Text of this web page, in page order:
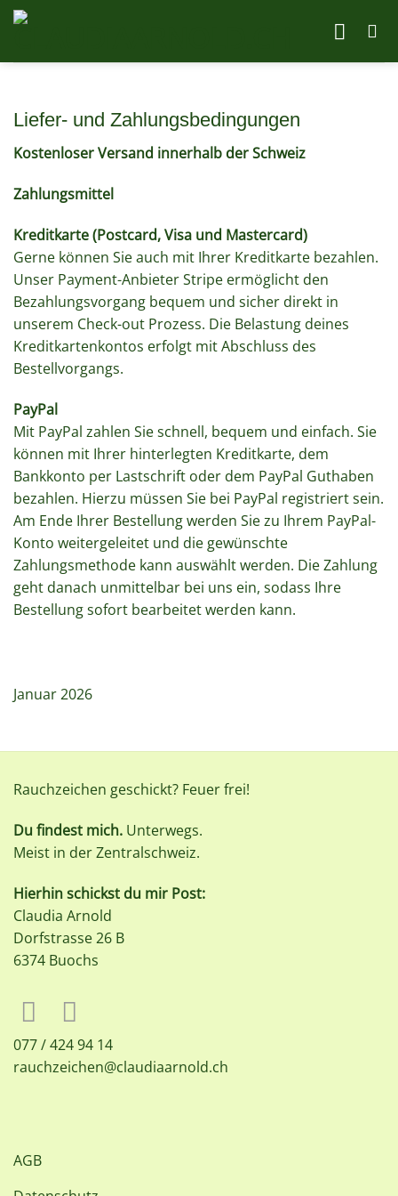
Zum
Liefer- und Zahlungsbedingungen
Kostenloser Versand innerhalb der Schweiz
Zahlungsmittel
Kreditkarte (Postcard, Visa und Mastercard)
Gerne können Sie auch mit Ihrer Kreditkarte bezahlen.
Unser Payment-Anbieter Stripe ermöglicht den
Bezahlungsvorgang bequem und sicher direkt in
unserem Check-out Prozess. Die Belastung deines
Kreditkartenkontos erfolgt mit Abschluss des
Bestellvorgangs.
PayPal
Mit PayPal zahlen Sie schnell, bequem und einfach. Sie
können mit Ihrer hinterlegten Kreditkarte, dem
Bankkonto per Lastschrift oder dem PayPal Guthaben
bezahlen. Hierzu müssen Sie bei PayPal registriert sein.
Am Ende Ihrer Bestellung werden Sie zu Ihrem PayPal-
Konto weitergeleitet und die gewünschte
Zahlungsmethode kann auswählt werden. Die Zahlung
geht danach unmittelbar bei uns ein, sodass Ihre
Bestellung sofort bearbeitet werden kann.
Januar 2026
Rauchzeichen geschickt? Feuer frei!
Du findest mich. Unterwegs.
Meist in der Zentralschweiz.
Hierhin schickst du mir Post:
Claudia Arnold
Dorfstrasse 26 B
6374 Buochs
077 / 424 94 14
rauchzeichen@claudiaarnold.ch
AGB